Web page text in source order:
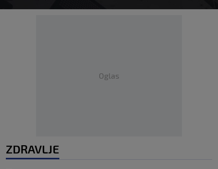
Oglas
ZDRAVLJE